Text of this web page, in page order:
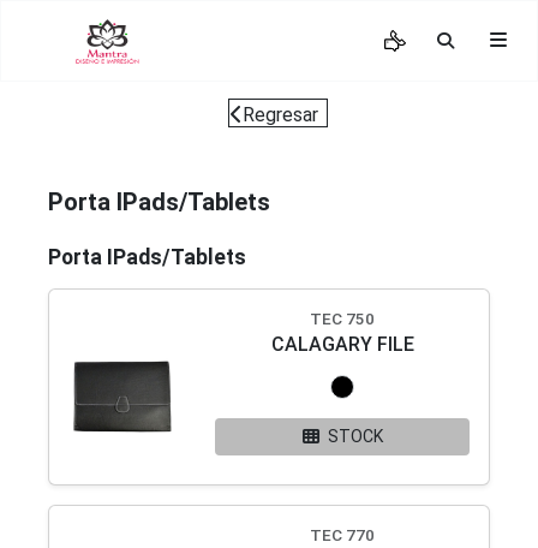
Regresar
Porta IPads/Tablets
Porta IPads/Tablets
TEC 750
CALAGARY FILE
STOCK
TEC 770